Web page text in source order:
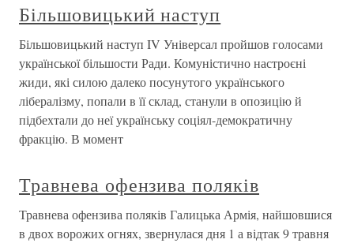
Більшовицький наступ
Більшовицький наступ IV Універсал пройшов голосами
української більшости Ради. Комуністично настроєні
жиди, які силою далеко посунутого українського
лібералізму, попали в її склад, станули в опозицію й
підбехтали до неї українську соціял-демократичну
фракцію. В момент
Травнева офензива поляків
Травнева офензива поляків Галицька Армія, найшовшися
в двох ворожих огнях, звернулася дня 1 а відтак 9 травня